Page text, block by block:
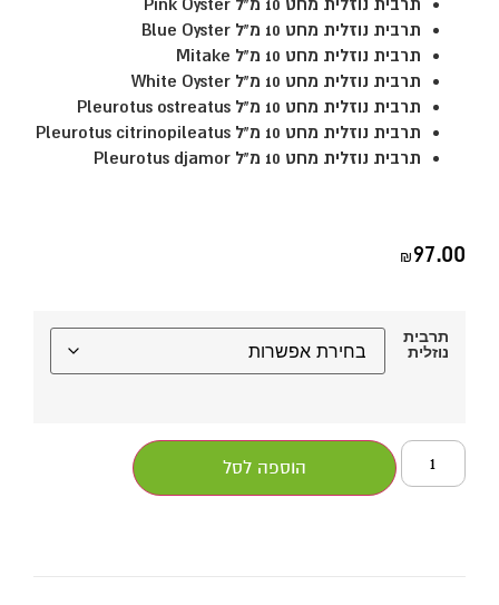
תרבית נוזלית מחט 10 מ"ל
Pink Oyster
תרבית נוזלית מחט 10 מ"ל
Blue Oyster
תרבית נוזלית מחט 10 מ"ל
Mitake
תרבית נוזלית מחט 10 מ"ל
White Oyster
תרבית נוזלית מחט 10 מ"ל
Pleurotus ostreatus
תרבית נוזלית מחט 10 מ"ל
Pleurotus citrinopileatus
תרבית נוזלית מחט 10 מ"ל
Pleurotus djamor
₪97.00
תרבית
נוזלית
הוספה לסל